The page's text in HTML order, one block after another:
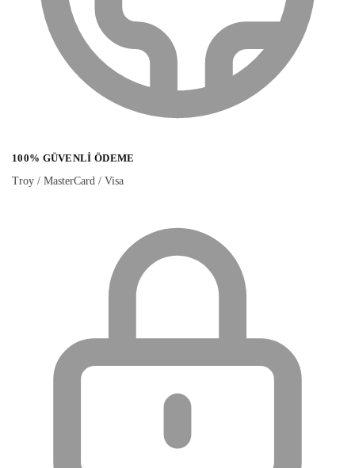
100% GÜVENLI ÖDEME
Troy / MasterCard / Visa